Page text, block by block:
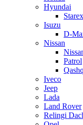
Hyundai
Starex
Isuzu
D-
Nissan
Patrol
Iveco
Jeep
Lada
Land Rover
Relingi